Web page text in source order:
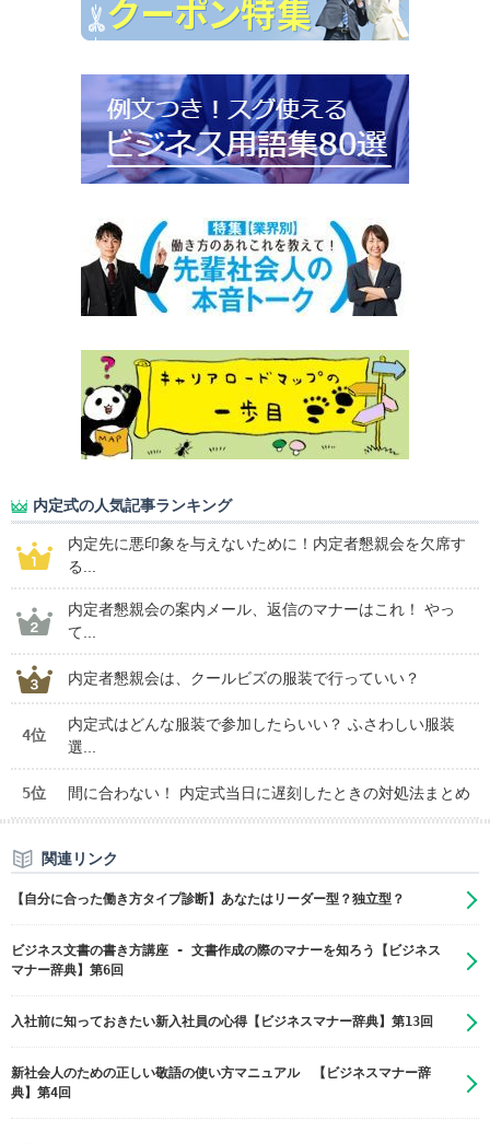
内定式の人気記事ランキング
内定先に悪印象を与えないために！内定者懇親会を欠席す
る...
内定者懇親会の案内メール、返信のマナーはこれ！ やっ
て...
内定者懇親会は、クールビズの服装で行っていい？
4位
内定式はどんな服装で参加したらいい？ ふさわしい服装
選...
5位 間に合わない！ 内定式当日に遅刻したときの対処法まとめ
関連リンク
【自分に合った働き方タイプ診断】あなたはリーダー型？独立型？
ビジネス文書の書き方講座 - 文書作成の際のマナーを知ろう【ビジネス
マナー辞典】第6回
入社前に知っておきたい新入社員の心得【ビジネスマナー辞典】第13回
新社会人のための正しい敬語の使い方マニュアル 【ビジネスマナー辞
典】第4回